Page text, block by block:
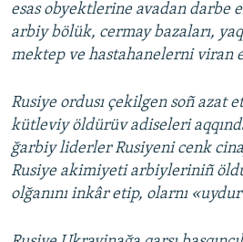
esas obyektlerine avadan darbe
arbiy bölük, cermay bazaları,
mektep ve hastahanelerni viran
Rusiye ordusı çekilgen soñ azat
kütleviy öldürüv adiseleri
ğarbiy liderler Rusiyeni cenk
Rusiye akimiyeti arbiyleriniñ
olğanını inkâr etip, olarnı